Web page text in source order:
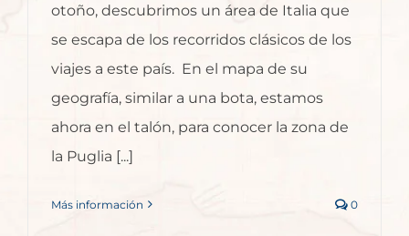
otoño, descubrimos un área de Italia que
se escapa de los recorridos clásicos de los
viajes a este país. En el mapa de su
geografía, similar a una bota, estamos
ahora en el talón, para conocer la zona de
la Puglia [...]
Más información 0